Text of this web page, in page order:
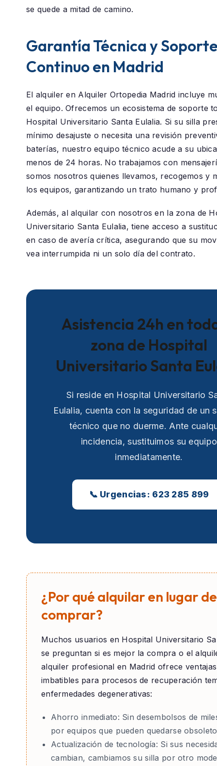
se quede a mitad de camino.
Garantía Técnica y
Continuo en Madrid
El alquiler en Alquiler Ortopedia Madrid incluye
el equipo. Ofrecemos un ecosistema de soporte
Hospital Universitario Santa Eulalia. Si su silla
mínimo desajuste o necesita una revisión
baterías, nuestro equipo técnico acude a su
menos de 24 horas. No trabajamos con
somos nosotros quienes llevamos, recogemos y
los equipos, garantizando un trato humano y
Además, al alquilar con nosotros en la zona de
Universitario Santa Eulalia, tiene acceso a
en caso de avería crítica, asegurando que su
vea interrumpida ni un solo día del contrato.
Asistencia 24h en
zona de Hospital
Universitario Santa
Si reside en Hospital Universitario
Eulalia, cuenta con la seguridad de un
técnico que no duerme. Ante
incidencia, sustituimos su equipo
inmediatamente.
📞 Urgencias: 623 285 899
¿Por qué alquilar en lugar de
comprar?
Muchos usuarios en Hospital Universitario
se preguntan si es mejor la compra o el
alquiler profesional en Madrid ofrece ventajas
imbatibles para procesos de recuperación
enfermedades degenerativas:
Ahorro inmediato: Sin desembolsos de
por equipos que pueden quedarse
Actualización de tecnología: Si sus
cambian, cambiamos su silla por otro